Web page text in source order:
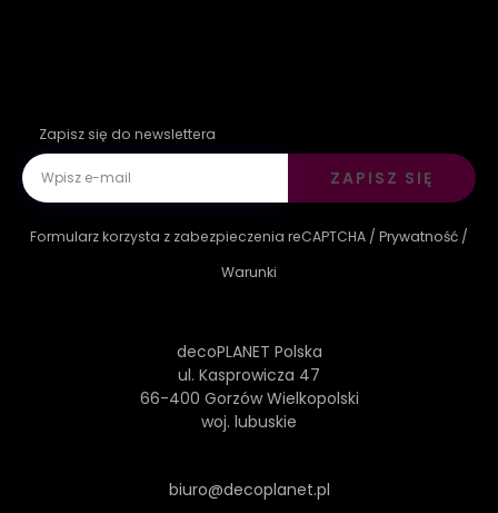
Zapisz się do newslettera
ZAPISZ SIĘ
Formularz korzysta z zabezpieczenia reCAPTCHA / Prywatność /
Warunki
decoPLANET Polska
ul. Kasprowicza 47
66-400 Gorzów Wielkopolski
woj. lubuskie
biuro@decoplanet.pl